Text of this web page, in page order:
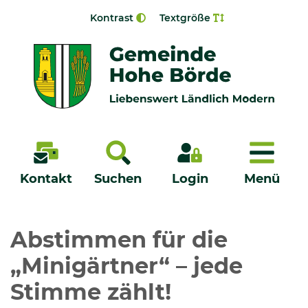
Kontrast Textgröße
Kontakt Suchen Login Menü
Menü
Bürgerservice - Onlinedienste
Abstimmen für die
„Minigärtner“ – jede
Stimme zählt!